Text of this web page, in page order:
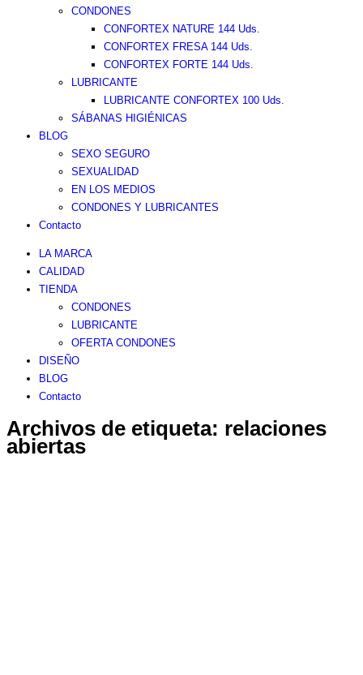
CONDONES
CONFORTEX NATURE 144 Uds.
CONFORTEX FRESA 144 Uds.
CONFORTEX FORTE 144 Uds.
LUBRICANTE
LUBRICANTE CONFORTEX 100 Uds.
SÁBANAS HIGIÉNICAS
BLOG
SEXO SEGURO
SEXUALIDAD
EN LOS MEDIOS
CONDONES Y LUBRICANTES
Contacto
LA MARCA
CALIDAD
TIENDA
CONDONES
LUBRICANTE
OFERTA CONDONES
DISEÑO
BLOG
Contacto
Archivos de etiqueta: relaciones
abiertas